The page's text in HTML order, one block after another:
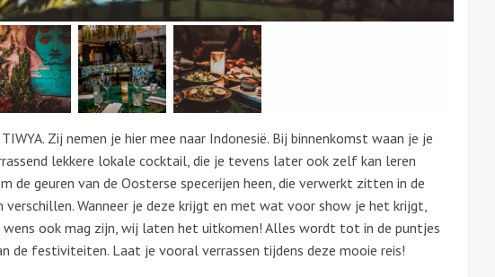
Zij nemen je hier mee naar Indonesië. Bij binnenkomst waan je je
lekkere lokale cocktail, die je tevens later ook zelf kan leren
de geuren van de Oosterse specerijen heen, die verwerkt zitten in de
verschillen. Wanneer je deze krijgt en met wat voor show je het krijgt,
ook mag zijn, wij laten het uitkomen! Alles wordt tot in de puntjes
de festiviteiten. Laat je vooral verrassen tijdens deze mooie reis!